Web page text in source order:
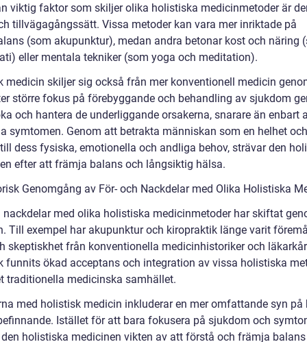
viktig faktor som skiljer olika holistiska medicinmetoder är
tillvägagångssätt. Vissa metoder kan vara mer inriktade på
(som akupunktur), medan andra betonar kost och näring
eller mentala tekniker (som yoga och meditation).
medicin skiljer sig också från mer konventionell medicin
större fokus på förebyggande och behandling av sjukdom
och hantera de underliggande orsakerna, snarare än enbart
symtomen. Genom att betrakta människan som en helhet
dess fysiska, emotionella och andliga behov, strävar den
efter att främja balans och långsiktig hälsa.
Genomgång av För- och Nackdelar med Olika Holistiska
nackdelar med olika holistiska medicinmetoder har skiftat
Till exempel har akupunktur och kiropraktik länge varit
skeptiskhet från konventionella medicinhistoriker och
funnits ökad acceptans och integration av vissa holistiska
traditionella medicinska samhället.
med holistisk medicin inkluderar en mer omfattande syn på
Istället för att bara fokusera på sjukdom och
holistiska medicinen vikten av att förstå och främja